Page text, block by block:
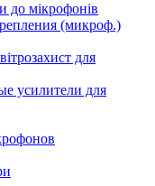
до мікрофонів
(микроф.)
для
усилители для